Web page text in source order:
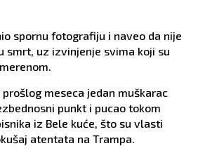
spornu fotografiju i naveo da nije
smrt, uz izvinjenje svima koji su
meseca jedan muškarac
punkt i pucao tokom
iz Bele kuće, što su vlasti
atentata na Trampa.